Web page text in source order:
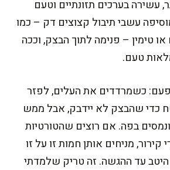
עשירה בערכים תזונתיים וטעם
עשבי תיבול קצוצים דק – כמו
או טימין – פנימה לתוך הבצק, וככה
טעם.
כשמרדדים את העלים, לפזר
כדי שהבצק לא יידבק, אבל ממש
בפה. אם רוצים שהטורטיות
קירור, מניחים אותן חמות זו על זו
היטב עד ההגשה. זה טריק שלמדתי